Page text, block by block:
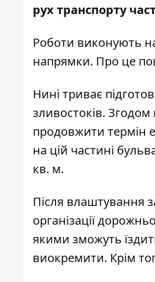
рух транспорту
Роботи виконують
напрямки. Про це
Нині триває
зливостоків.
продовжити термін
на цій частині
кв. м.
Після влаштування
організації
якими зможуть
виокремити. Крім